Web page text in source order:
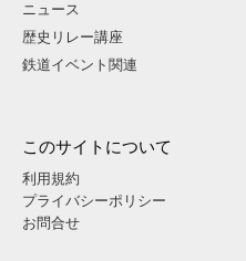
ニュース
歴史リレー講座
鉄道イベント関連
このサイトについて
利用規約
プライバシーポリシー
お問合せ